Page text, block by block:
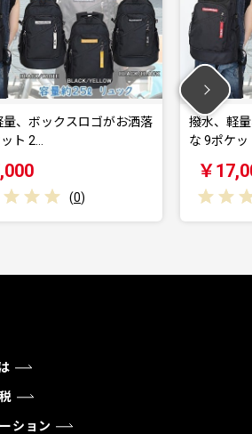
、ボックスロゴがお洒落
ト 2…
( )
撥水、軽量
な 9ポケッ
￥
ション